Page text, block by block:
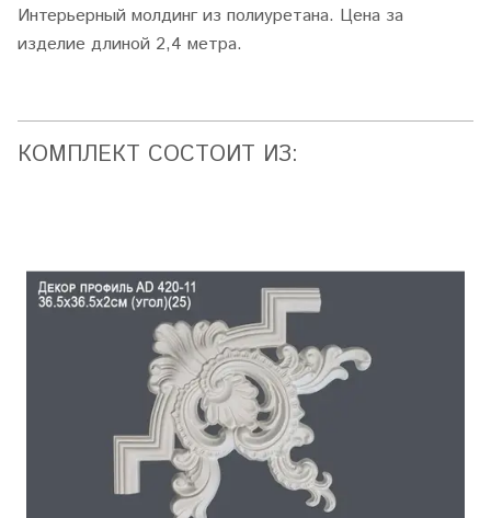
Интерьерный молдинг из полиуретана. Цена за
изделие длиной 2,4 метра.
КОМПЛЕКТ СОСТОИТ ИЗ: